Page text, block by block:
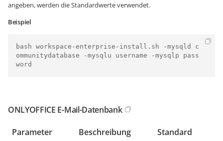
angeben, werden die Standardwerte verwendet.
Beispiel
bash workspace -enterprise - install . sh -mysqld c
ommunitydatabase
-mysqlu username -mysqlp pass
word
ONLYOFFICE E-Mail-Datenbank
Parameter Beschreibung Standard